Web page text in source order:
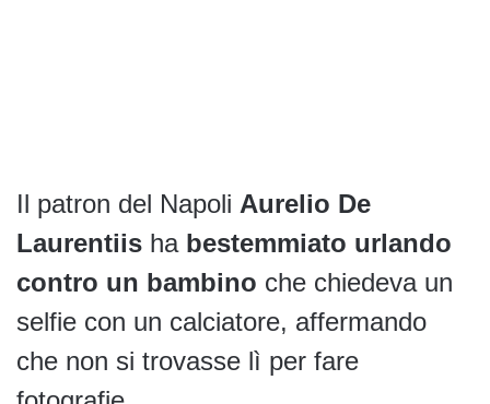
Il patron del Napoli Aurelio De
Laurentiis ha bestemmiato urlando
contro un bambino che chiedeva un
selfie con un calciatore, affermando
che non si trovasse lì per fare